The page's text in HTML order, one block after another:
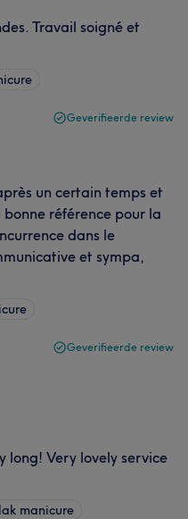
Travail soigné et
Geverifieerde review
un certain temps et
référence pour la
dans le
et sympa,
Geverifieerde review
long! Very lovely service
manicure